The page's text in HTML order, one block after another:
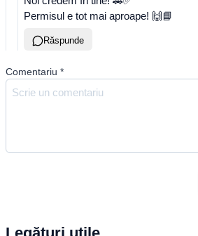
Permisul e tot mai aproape! 🙌📘
Răspunde
Comentariu *